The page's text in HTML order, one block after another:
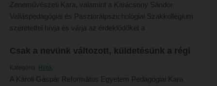
Online adatbázisok
Open Access
SZOLGÁLTATÁSAINK
Károli Református Könyv- és Ajándékbolt
Liberty katalógus
Zeneművészeti Kara, valamint a Karácsony Sándor
Valláspedagógiai és Pasztorálpszichológiai Szakkollégium
szeretettel hívja és várja az érdeklődőket a
Csak a nevünk változott, küldetésünk a régi
Kategória: Hírek
A Károli Gáspár Református Egyetem Pedagógiai Kara